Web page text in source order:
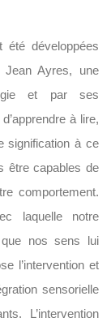
été développées
Ayres, une
et par ses
à lire,
signification à ce
être capables de
comportement.
laquelle notre
nos sens lui
l’intervention et
sensorielle
L’intervention